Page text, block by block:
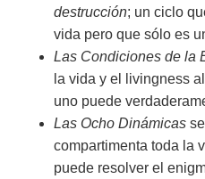
destrucción; un ciclo
vida pero que sólo es
Las Condiciones de la
la vida y el livingness
uno puede
Las Ocho Dinámicas
compartimenta toda la
puede resolver el